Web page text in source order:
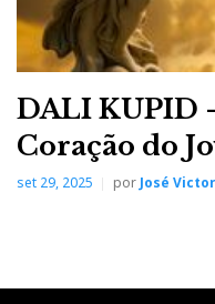
DALI KUPID
Coração do
set 29, 2025 porJosé